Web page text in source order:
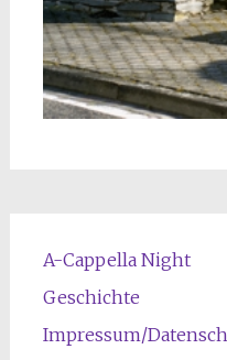
A-Cappella Night
Geschichte
Impressum/